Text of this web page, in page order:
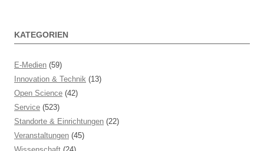
KATEGORIEN
E-Medien (59)
Innovation & Technik (13)
Open Science (42)
Service (523)
Standorte & Einrichtungen (22)
Veranstaltungen (45)